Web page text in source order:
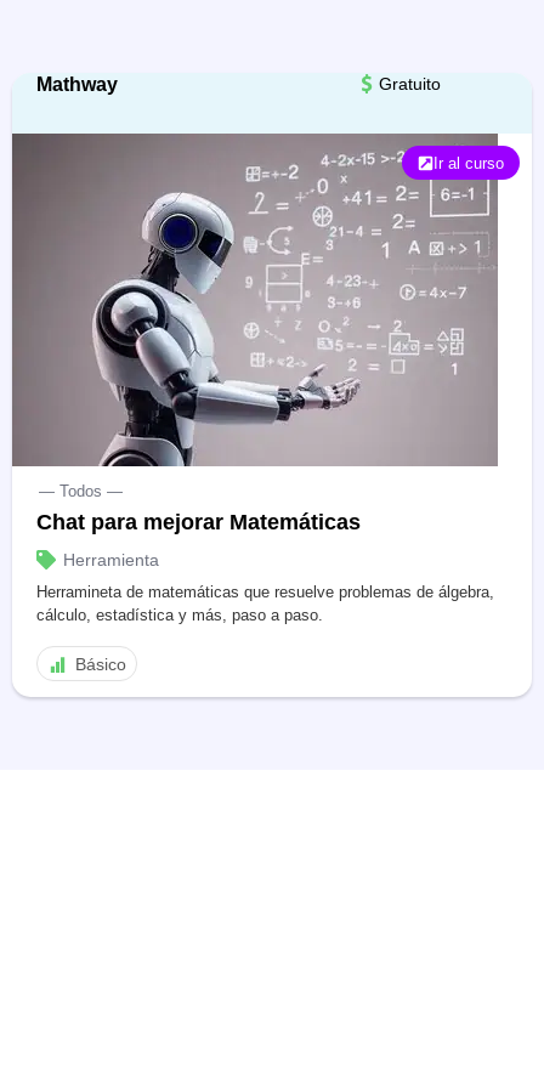
Mathway Gratuito
Ir al curso
— Todos —
Chat para mejorar Matemáticas
Herramienta
Herramineta de matemáticas que resuelve problemas de álgebra,
cálculo, estadística y más, paso a paso.
Básico